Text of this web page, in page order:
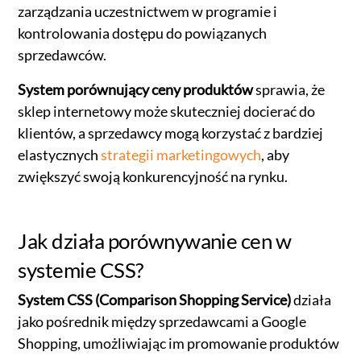
zarządzania uczestnictwem w programie i
kontrolowania dostępu do powiązanych
sprzedawców.
System porównujący ceny produktówsprawia, że
sklep internetowy może skuteczniej docierać do
klientów, a sprzedawcy mogą korzystać z bardziej
elastycznychstrategii marketingowych, aby
zwiększyć swoją konkurencyjność na rynku.
Jak działa porównywanie cen w
systemie CSS?
System CSS (Comparison Shopping Service)działa
jako pośrednik między sprzedawcami a Google
Shopping, umożliwiając im promowanie produktów